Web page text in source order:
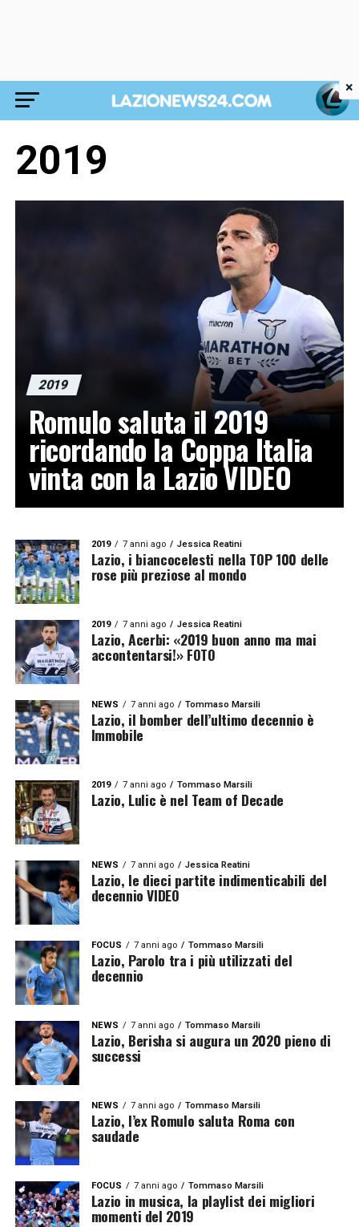
2019
2019
Romulo saluta il 2019
ricordando la Coppa Italia
vinta con la Lazio VIDEO
2019 7 anni ago Jessica Reatini
Lazio, i biancocelesti nella TOP 100 delle
rose più preziose al mondo
2019 7 anni ago Jessica Reatini
Lazio, Acerbi: «2019 buon anno ma mai
accontentarsi!» FOTO
NEWS 7 anni ago Tommaso Marsili
Lazio, il bomber dell’ultimo decennio è
Immobile
2019 7 anni ago Tommaso Marsili
Lazio, Lulic è nel Team of Decade
NEWS 7 anni ago Jessica Reatini
Lazio, le dieci partite indimenticabili del
decennio VIDEO
FOCUS 7 anni ago Tommaso Marsili
Lazio, Parolo tra i più utilizzati del
decennio
NEWS 7 anni ago Tommaso Marsili
Lazio, Berisha si augura un 2020 pieno di
successi
NEWS 7 anni ago Tommaso Marsili
Lazio, l’ex Romulo saluta Roma con
saudade
FOCUS 7 anni ago Tommaso Marsili
Lazio in musica, la playlist dei migliori
momenti del 2019
×